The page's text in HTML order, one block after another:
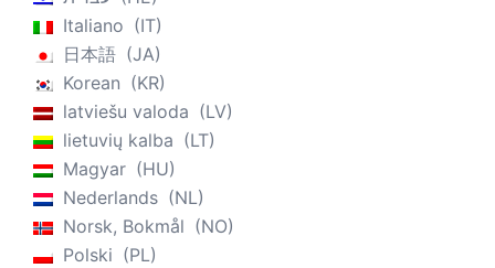
Italiano
IT
日本語
JA
Korean
KR
latviešu valoda
LV
lietuvių kalba
LT
Magyar
HU
Nederlands
NL
Norsk, Bokmål
NO
Polski
PL